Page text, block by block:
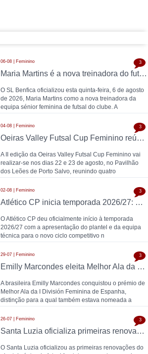
06-08 | Feminino
Maria Martins é a nova treinadora do futsal feminino do SL Benfica: contrato válido até 2028 com as campeãs nacionais
O SL Benfica oficializou esta quinta-feira, 6 de agosto
de 2026, Maria Martins como a nova treinadora da
equipa sénior feminina de futsal do clube. A
3
04-08 | Feminino
Oeiras Valley Futsal Cup Feminino reúne Benfica, Leões de Porto Salvo, Torreense e Futsal Feijó
A II edição da Oeiras Valley Futsal Cup Feminino vai
realizar-se nos dias 22 e 23 de agosto, no Pavilhão
dos Leões de Porto Salvo, reunindo quatro
3
02-08 | Feminino
Atlético CP inicia temporada 2026/27: Pedro Henriques comanda plantel feminino
O Atlético CP deu oficialmente início à temporada
2026/27 com a apresentação do plantel e da equipa
técnica para o novo ciclo competitivo n
3
29-07 | Feminino
Emilly Marcondes eleita Melhor Ala da Liga Espanhola; Carolina Pedreira esteve entre as nomeadas
A brasileira Emilly Marcondes conquistou o prémio de
Melhor Ala da I División Feminina de Espanha,
distinção para a qual também estava nomeada a
3
26-07 | Feminino
Santa Luzia oficializa primeiras renovações para 2026/27: Luana Meira, Sara Gomes e Leonor Brandão
O Santa Luzia oficializou as primeiras renovações do
3